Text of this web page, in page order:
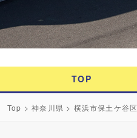
TOP
Top >神奈川県 > 横浜市保土ケ谷区